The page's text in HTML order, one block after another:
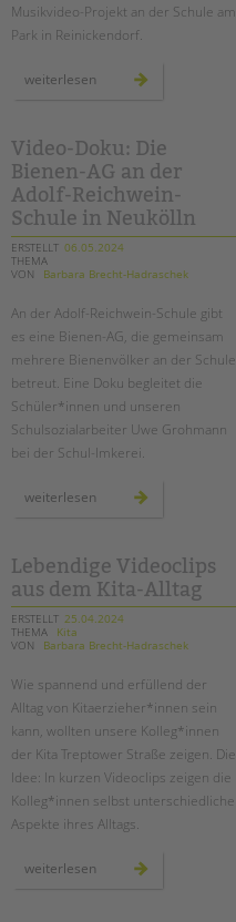
Musikvideo-Projekt an der Schule am
Park in Reinickendorf.
weiterlesen musikvideoprojekt
schule
am
park
Video-Doku: Die
Bienen-AG an der
Adolf-Reichwein-
Schule in Neukölln
ERSTELLT 06.05.2024
THEMA
VON
Barbara Brecht-Hadraschek
An der Adolf-Reichwein-Schule gibt
es eine Bienen-AG, die gemeinsam
mehrere Bienenvölker an der Schule
betreut. Eine Doku begleitet die
Schüler*innen und unseren
Schulsozialarbeiter Uwe Grohmann
bei der Schul-Imkerei.
weiterlesen
an
der
adolf-
reichwein-
schule
in
neukölln
Lebendige Videoclips
aus dem Kita-Alltag
ERSTELLT 25.04.2024
THEMA
Kita
VON
Barbara Brecht-Hadraschek
Wie spannend und erfüllend der
Alltag von Kitaerzieher*innen sein
kann, wollten unsere Kolleg*innen
der Kita Treptower Straße zeigen. Die
Idee: In kurzen Videoclips zeigen die
Kolleg*innen selbst unterschiedliche
Aspekte ihres Alltags.
weiterlesen lebendige
videoclips